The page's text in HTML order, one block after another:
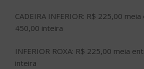
CADEIRA INFERIOR: R$ 225,00
450,00 inteira
INFERIOR ROXA: R$ 225,00 meia
inteira